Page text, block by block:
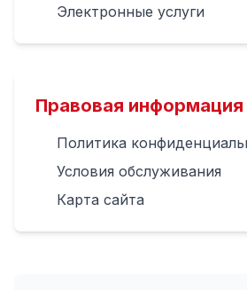
Электронные услуги
Правовая информация
Политика
Условия обслуживания
Карта сайта